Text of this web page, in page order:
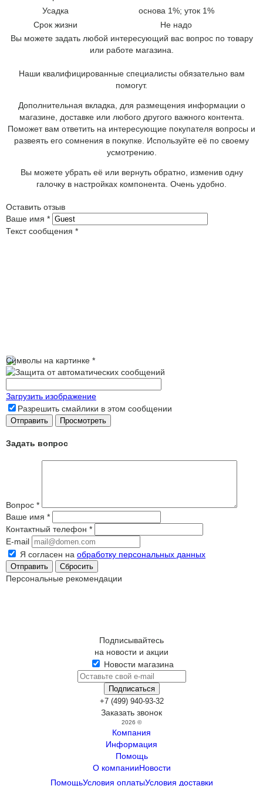
Усадка
основа 1%; уток 1%
Срок жизни
Не надо
Вы можете задать любой интересующий вас вопрос по товару
или работе магазина.
Наши квалифицированные специалисты обязательно вам
помогут.
Дополнительная вкладка, для размещения информации о
магазине, доставке или любого другого важного контента.
Поможет вам ответить на интересующие покупателя вопросы и
развеять его сомнения в покупке. Используйте её по своему
усмотрению.
Вы можете убрать её или вернуть обратно, изменив одну
галочку в настройках компонента. Очень удобно.
Оставить отзыв
Ваше имя *
Текст сообщения *
Символы на картинке *
Загрузить изображение
Разрешить смайлики в этом сообщении
Задать вопрос
Вопрос *
Ваше имя *
Контактный телефон *
E-mail
Я согласен на обработку персональных данных
Сбросить
Персональные рекомендации
Подписывайтесь
на новости и акции
Новости магазина
+7 (499) 940-93-32
Заказать звонок
2026 ©
Компания
Информация
Помощь
О компанииНовости
ПомощьУсловия оплатыУсловия доставки